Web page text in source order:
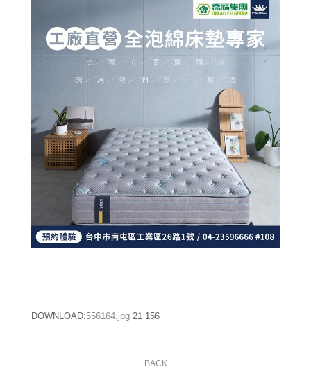
DOWNLOAD:556164.jpg 21 156
BACK